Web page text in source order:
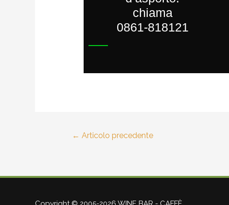
chiama
0861-818121
← Articolo precedente